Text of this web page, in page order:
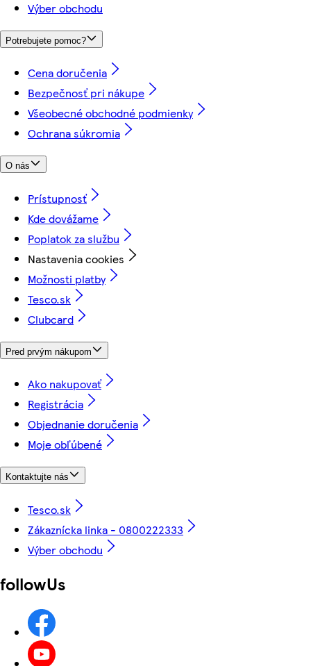
Výber obchodu
Potrebujete pomoc?
Cena doručenia
Bezpečnosť pri nákupe
Všeobecné obchodné podmienky
Ochrana súkromia
O nás
Prístupnosť
Kde dovážame
Poplatok za službu
Nastavenia cookies
Možnosti platby
Tesco.sk
Clubcard
Pred prvým nákupom
Ako nakupovať
Registrácia
Objednanie doručenia
Moje obľúbené
Kontaktujte nás
Tesco.sk
Zákaznícka linka - 0800222333
Výber obchodu
followUs